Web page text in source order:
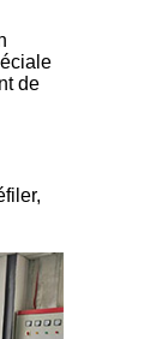
de